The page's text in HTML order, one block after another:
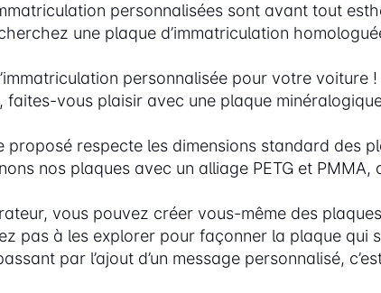
personnalisées sont avant tout
une plaque d’immatriculation
personnalisée pour votre
vous plaisir avec une plaque
proposé respecte les dimensions standard des
nos plaques avec un alliage PETG et
vous pouvez créer vous-même des
pas à les explorer pour façonner la plaque
par l’ajout d’un message personnalisé,